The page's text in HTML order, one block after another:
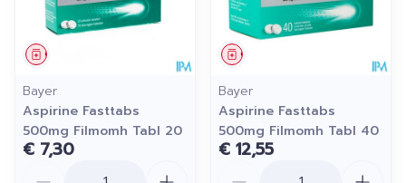
Geneesmiddel
Bayer
Aspirine Fasttabs
500mg Filmomh Tabl 20
€ 7,30
Geneesmiddel
Bayer
Aspirine Fasttabs
500mg Filmomh Tabl 40
€ 12,55